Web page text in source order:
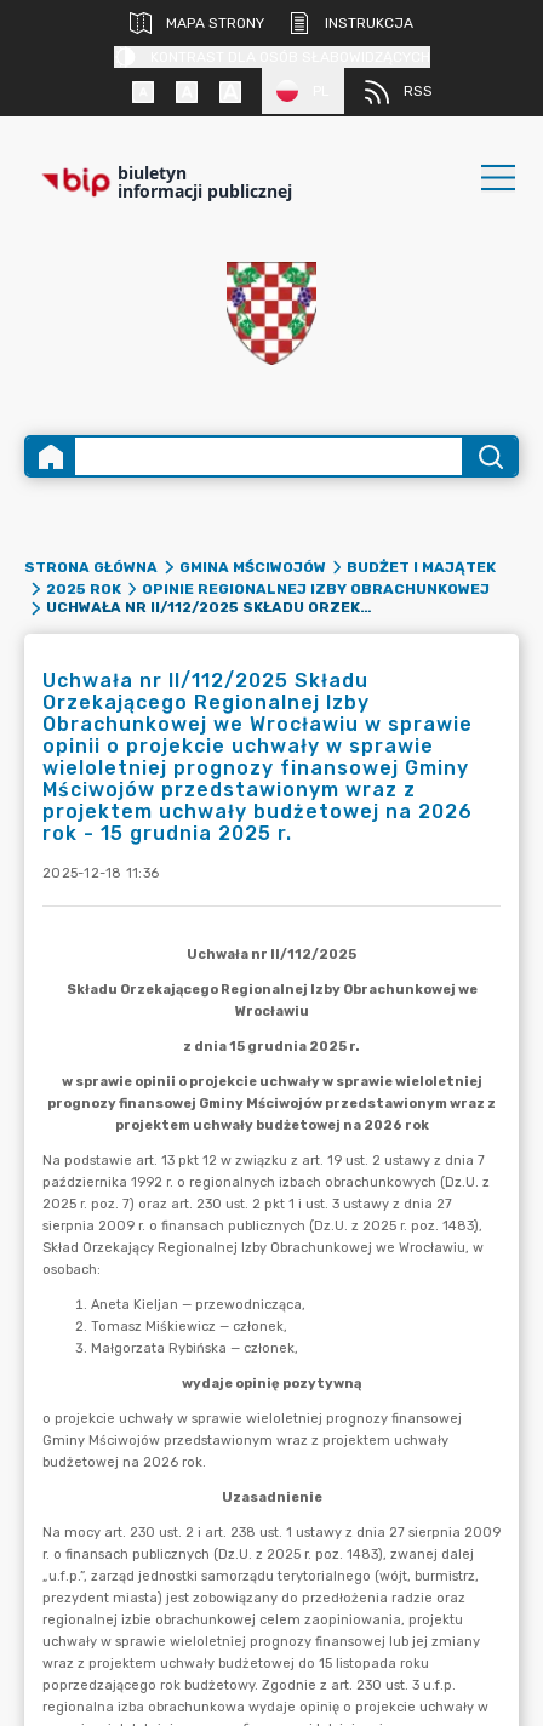
MAPA STRONY
INSTRUKCJA
RSS
biuletyn
informacji publicznej
STRONA GŁÓWNA GMINA MŚCIWOJÓW
BUDŻET I MAJĄTEK
2025 ROK
OPINIE REGIONALNEJ IZBY OBRACHUNKOWEJ
UCHWAŁA NR II/112/2025 SKŁADU ORZEKAJĄCEGO REGIONALNEJ IZBY OBRACHUNKOWEJ WE WROCŁAWIU W SPRAWIE OPINII O PROJEKCIE UCHWAŁY W SPRAWIE WIELOLETNIEJ PROGNOZY FINANSOWEJ GMINY MŚCIWOJÓW PRZEDSTAWIONYM WRAZ Z PROJEKTEM UCHWAŁY BUDŻETOWEJ NA 2026 ROK - 15 GRUDNIA 2025 R.
Uchwała nr II/112/2025 Składu
Orzekającego Regionalnej Izby
Obrachunkowej we Wrocławiu w sprawie
opinii o projekcie uchwały w sprawie
wieloletniej prognozy finansowej Gminy
Mściwojów przedstawionym wraz z
projektem uchwały budżetowej na 2026
rok - 15 grudnia 2025 r.
2025-12-18 11:36